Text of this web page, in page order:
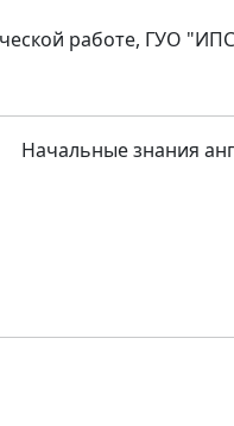
работе, ГУО
Начальные знания